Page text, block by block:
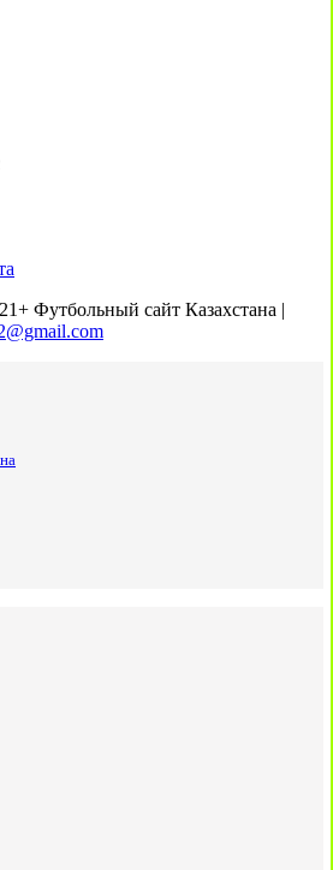
Футбольный сайт Казахстана |